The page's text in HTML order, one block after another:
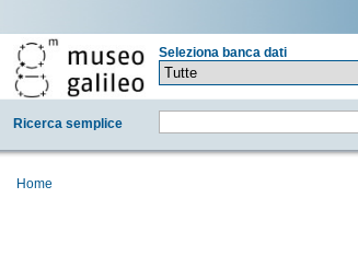
Seleziona banca dati
Ricerca semplice
Home